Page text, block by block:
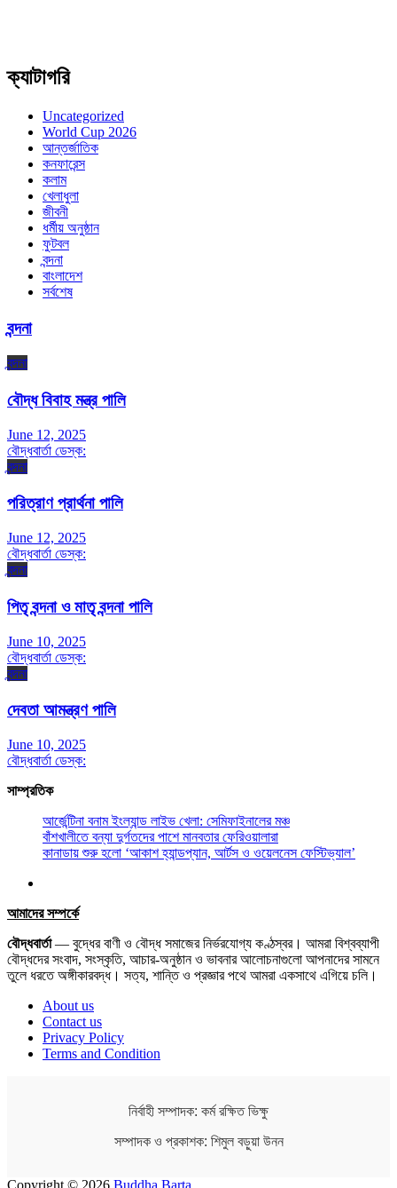
ক্যাটাগরি
Uncategorized
World Cup 2026
আন্তর্জাতিক
কনফারেন্স
কলাম
খেলাধুলা
জীবনী
ধর্মীয় অনুষ্ঠান
ফুটবল
বন্দনা
বাংলাদেশ
সর্বশেষ
বন্দনা
বন্দনা
বৌদ্ধ বিবাহ মন্ত্র পালি
June 12, 2025
বৌদ্ধবার্তা ডেস্ক:
বন্দনা
পরিত্রাণ প্রার্থনা পালি
June 12, 2025
বৌদ্ধবার্তা ডেস্ক:
বন্দনা
পিতৃ বন্দনা ও মাতৃ বন্দনা পালি
June 10, 2025
বৌদ্ধবার্তা ডেস্ক:
বন্দনা
দেবতা আমন্ত্রণ পালি
June 10, 2025
বৌদ্ধবার্তা ডেস্ক:
সাম্প্রতিক
আর্জেন্টিনা বনাম ইংল্যান্ড লাইভ খেলা: সেমিফাইনালের মঞ্চ
বাঁশখালীতে বন্যা দুর্গতদের পাশে মানবতার ফেরিওয়ালারা
কানাডায় শুরু হলো ‘আকাশ হ্যান্ডপ্যান, আর্টস ও ওয়েলনেস ফেস্টিভ্যাল’
আমাদের সম্পর্কে
বৌদ্ধবার্তা— বুদ্ধের বাণী ও বৌদ্ধ সমাজের নির্ভরযোগ্য কণ্ঠস্বর। আমরা বিশ্বব্যাপী
বৌদ্ধদের সংবাদ, সংস্কৃতি, আচার-অনুষ্ঠান ও ভাবনার আলোচনাগুলো আপনাদের সামনে
তুলে ধরতে অঙ্গীকারবদ্ধ। সত্য, শান্তি ও প্রজ্ঞার পথে আমরা একসাথে এগিয়ে চলি।
About us
Contact us
Privacy Policy
Terms and Condition
নির্বাহী সম্পাদক: কর্ম রক্ষিত ভিক্ষু
সম্পাদক ও প্রকাশক: শিমুল বড়ুয়া উনন
Copyright © 2026 Buddha Barta